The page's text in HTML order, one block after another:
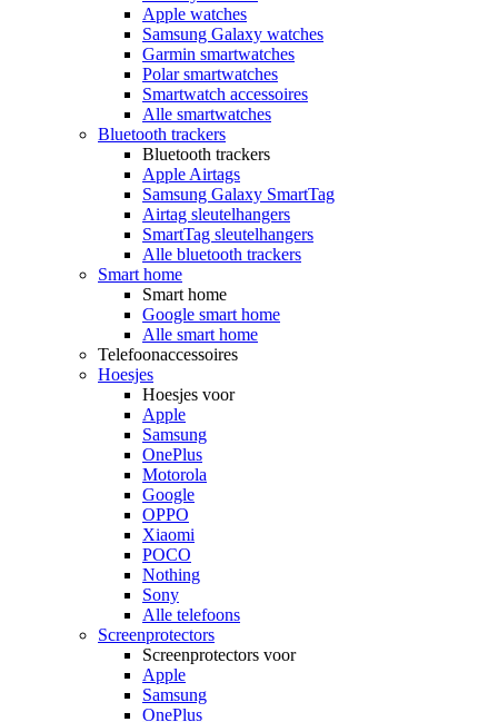
Apple watches
Samsung Galaxy watches
Garmin smartwatches
Polar smartwatches
Smartwatch accessoires
Alle smartwatches
Bluetooth trackers
Bluetooth trackers
Apple Airtags
Samsung Galaxy SmartTag
Airtag sleutelhangers
SmartTag sleutelhangers
Alle bluetooth trackers
Smart home
Smart home
Google smart home
Alle smart home
Telefoonaccessoires
Hoesjes
Hoesjes voor
Apple
Samsung
OnePlus
Motorola
Google
OPPO
Xiaomi
POCO
Nothing
Sony
Alle telefoons
Screenprotectors
Screenprotectors voor
Apple
Samsung
OnePlus